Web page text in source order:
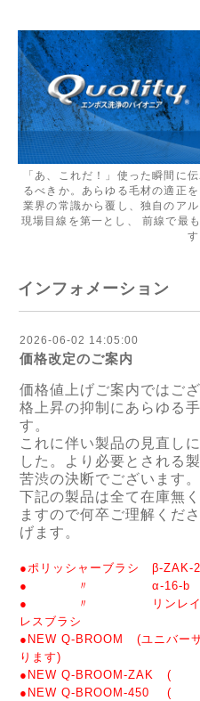
「あ、これだ！」使った瞬間に
るべきか。あらゆる毛材の適正
業界の常識から覆し、独自のア
現場目線を第一とし、 前線で最
す
インフォメーション
2026-06-02 14:05:00
価格改定のご案内
価格値上げご案内ではご
格上昇の抑制にあらゆる
す。
これに伴い製品の見直し
した。より必要とされる
苦渋の決断でございます。
下記の製品は全て在庫無
ますので何卒ご理解くだ
げます。
●ポリッシャーブラシ β-
● 〃 α-16-b
● 〃 リンレイ ツイン
レスブラシ
●NEW Q-BROOM (ユニバー
ります)
●NEW Q-BROOM-
●NEW Q-